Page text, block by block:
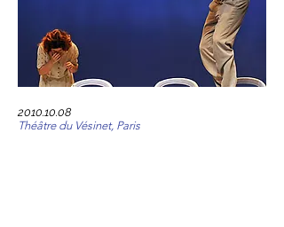
2010.10.08
Théâtre du Vésinet, Paris